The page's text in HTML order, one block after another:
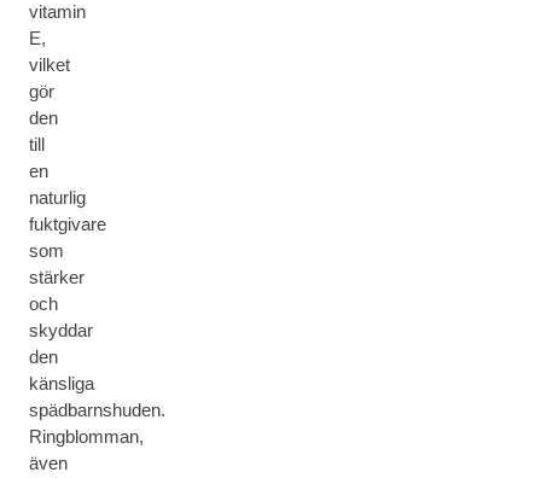
vitamin
E,
vilket
gör
den
till
en
naturlig
fuktgivare
som
stärker
och
skyddar
den
känsliga
spädbarnshuden.
Ringblomman,
även